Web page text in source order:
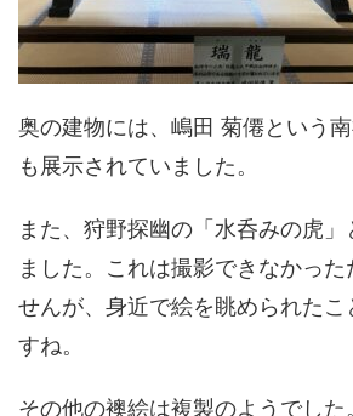
奥の建物には、嶋田 菊僊という
も展示されていました。
また、狩野探幽の「水呑みの虎」
ました。これは撮影できなかった
せんが、身近で絵を眺められた
すね。
その他の襖絵は複製のようでした